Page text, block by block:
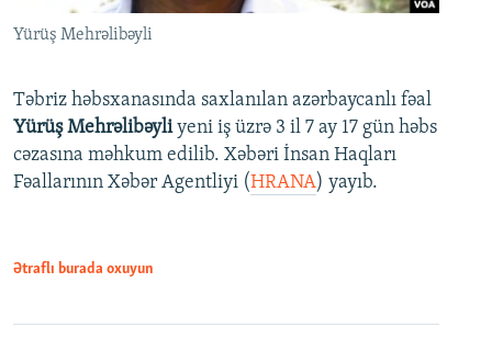
Yürüş Mehrəlibəyli
Təbriz həbsxanasında saxlanılan azərbaycanlı fəal
Yürüş Mehrəlibəyliyeni iş üzrə 3 il 7 ay 17 gün həbs
cəzasına məhkum edilib. Xəbəri İnsan Haqları
Fəallarının Xəbər Agentliyi (HRANA) yayıb.
Ətraflı burada oxuyun